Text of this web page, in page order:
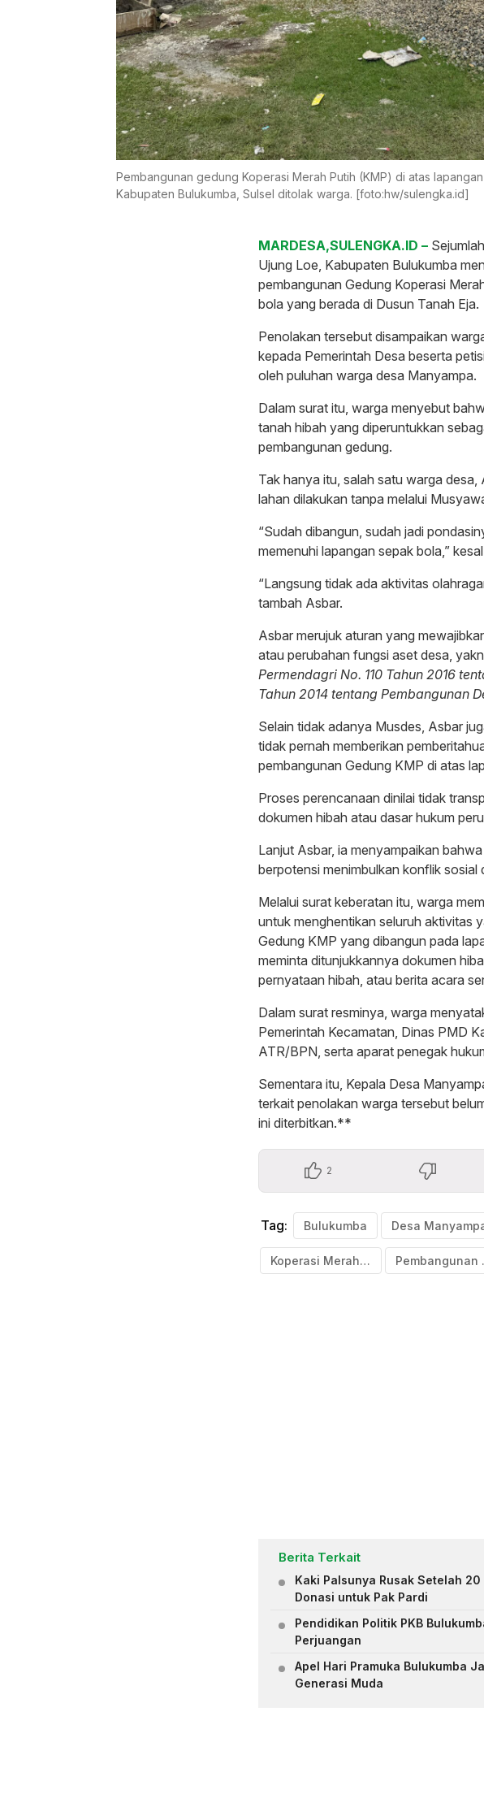
Pembangunan gedung Koperasi Merah Putih (KMP) di atas
Kabupaten Bulukumba, Sulsel ditolak warga. [foto:hw/sulengka.id]
MARDESA,SULENGKA.ID –
Ujung Loe, Kabupaten Bulukumba
pembangunan Gedung Koperasi
bola yang berada di Dusun Tanah Eja.
Penolakan tersebut disampaikan
kepada Pemerintah Desa beserta
oleh puluhan warga desa Manyampa.
Dalam surat itu, warga menyebut
tanah hibah yang diperuntukkan
pembangunan gedung.
Tak hanya itu, salah satu warga
lahan dilakukan tanpa melalui
“Sudah dibangun, sudah jadi
memenuhi lapangan sepak bola,”
“Langsung tidak ada aktivitas
tambah Asbar.
Asbar merujuk aturan yang
atau perubahan fungsi aset desa,
Permendagri No. 110 Tahun 2016
Tahun 2014 tentang Pembangunan
Selain tidak adanya Musdes, Asbar
tidak pernah memberikan
pembangunan Gedung KMP di atas
Proses perencanaan dinilai tidak
dokumen hibah atau dasar hukum
Lanjut Asbar, ia menyampaikan
berpotensi menimbulkan konflik
Melalui surat keberatan itu, warga
untuk menghentikan seluruh aktivitas
Gedung KMP yang dibangun pada
meminta ditunjukkannya dokumen
pernyataan hibah, atau berita acara
Dalam surat resminya, warga
Pemerintah Kecamatan, Dinas PMD
ATR/BPN, serta aparat penegak
Sementara itu, Kepala Desa
terkait penolakan warga tersebut
ini diterbitkan.**
2
Tag: Bulukumba Desa
Koperasi Merah Putih
Berita Terkait
Kaki Palsunya Rusak Setelah 20
Donasi untuk Pak Pardi
Pendidikan Politik PKB
Perjuangan
Apel Hari Pramuka Bulukumba
Generasi Muda